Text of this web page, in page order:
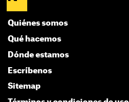
Quiénes somos
Qué hacemos
Dónde estamos
Escríbenos
Sitemap